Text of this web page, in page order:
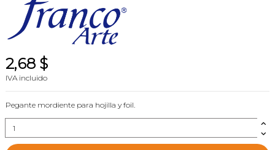
2,68 $
IVA incluido
Pegante mordiente para hojilla y foil.